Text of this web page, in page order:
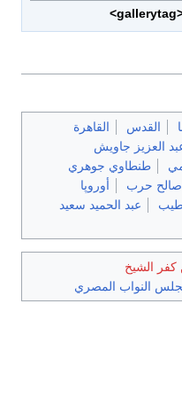
القدس
القاهرة
العزيز جاويش
طنطاوي جوهري
حرب
أوروپا
عبد الحميد سعيد
الشيخ
النواب المصري